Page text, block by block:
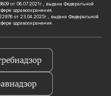
от 06.07.2021г., выдана Федеральной
здравоохранения.
от 23.04.2025г., выдана Федеральной
здравоохранения.